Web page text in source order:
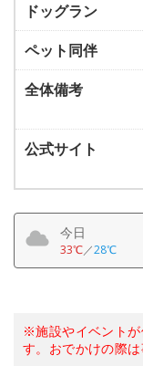
ドッグラン
ペット同伴
全体備考
公式サイト
今日
33℃／28℃
※施設やイベントが
す。おでかけの際は